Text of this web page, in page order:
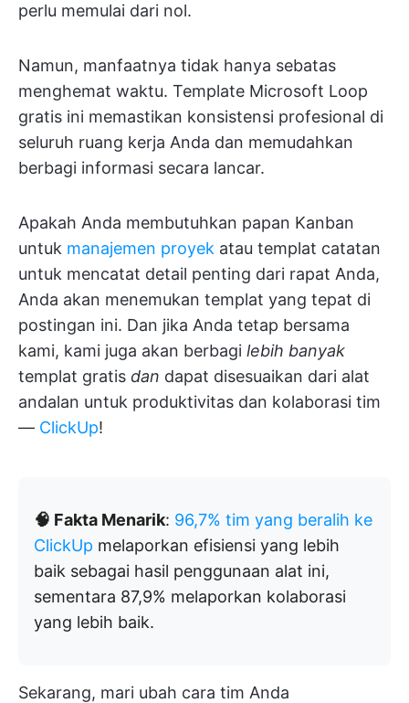
perlu memulai dari nol.
Namun, manfaatnya tidak hanya sebatas
menghemat waktu. Template Microsoft Loop
gratis ini memastikan konsistensi profesional di
seluruh ruang kerja Anda dan memudahkan
berbagi informasi secara lancar.
Apakah Anda membutuhkan papan Kanban
untuk manajemen proyek atau templat catatan
untuk mencatat detail penting dari rapat Anda,
Anda akan menemukan templat yang tepat di
postingan ini. Dan jika Anda tetap bersama
kami, kami juga akan berbagi lebih banyak
templat gratis dan dapat disesuaikan dari alat
andalan untuk produktivitas dan kolaborasi tim
— ClickUp!
🧠 Fakta Menarik: 96,7% tim yang beralih ke
ClickUp melaporkan efisiensi yang lebih
baik sebagai hasil penggunaan alat ini,
sementara 87,9% melaporkan kolaborasi
yang lebih baik.
Sekarang, mari ubah cara tim Anda